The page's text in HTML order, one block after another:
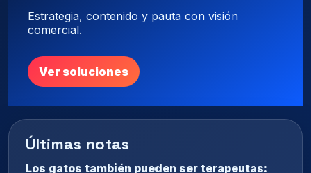
Estrategia, contenido y pauta con visión
comercial.
Ver soluciones
Últimas notas
Los gatos también pueden ser terapeutas: